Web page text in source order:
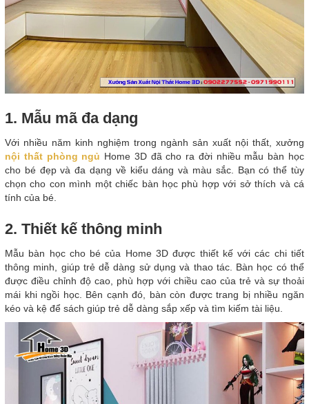
1. Mẫu mã đa dạng
Với nhiều năm kinh nghiệm trong ngành sản xuất nội thất, xưởng
nội thất phòng ngủ Home 3D đã cho ra đời nhiều mẫu bàn học
cho bé đẹp và đa dạng về kiểu dáng và màu sắc. Bạn có thể tùy
chọn cho con mình một chiếc bàn học phù hợp với sở thích và cá
tính của bé.
2. Thiết kế thông minh
Mẫu bàn học cho bé của Home 3D được thiết kế với các chi tiết
thông minh, giúp trẻ dễ dàng sử dụng và thao tác. Bàn học có thể
được điều chỉnh độ cao, phù hợp với chiều cao của trẻ và sự thoải
mái khi ngồi học. Bên cạnh đó, bàn còn được trang bị nhiều ngăn
kéo và kệ để sách giúp trẻ dễ dàng sắp xếp và tìm kiếm tài liệu.